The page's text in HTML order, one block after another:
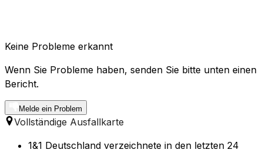
Keine Probleme erkannt
Wenn Sie Probleme haben, senden Sie bitte unten einen
Bericht.
Melde ein Problem
Vollständige Ausfallkarte
1&1 Deutschland verzeichnete in den letzten 24